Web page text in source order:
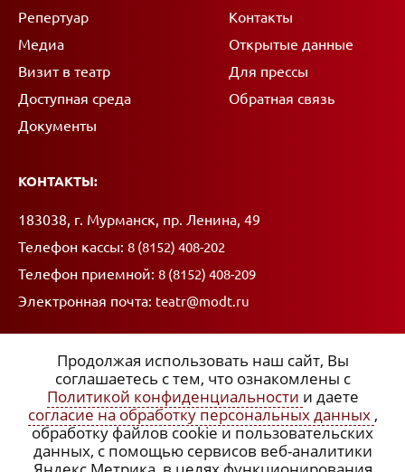
Репертуар
Медиа
Визит в театр
Доступная среда
Документы
Контакты
Открытые данные
Для прессы
Обратная связь
КОНТАКТЫ:
Адрес:
183038, г. Мурманск, пр. Ленина, 49
Телефон кассы: 8 (8152) 408-202
Телефон приемной: 8 (8152) 408-209
Электронная почта: teatr@modt.ru
ССЫЛКИ:
Политика конфиденциальности
Продолжая использовать наш сайт, Вы
соглашаетесь с тем, что ознакомлены с
Политикой конфиденциальности и даете
согласие на обработку персональных данных ,
обработку файлов cookie и пользовательских
данных, с помощью сервисов веб-аналитики